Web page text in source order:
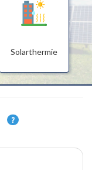
Solarthermie
?